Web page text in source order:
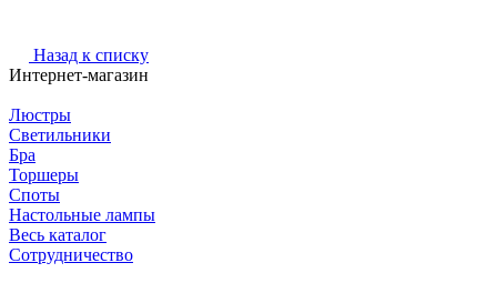
Назад к списку
Интернет-магазин
Люстры
Светильники
Бра
Торшеры
Споты
Настольные лампы
Весь каталог
Сотрудничество